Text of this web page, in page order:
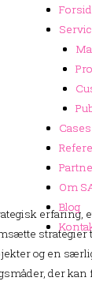
Cases
Om
Blog
Cases
Om
Blog
erfaring,
strategier
og en
der kan